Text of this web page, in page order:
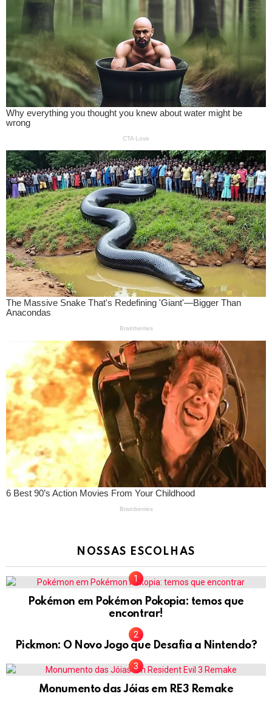
NOSSAS ESCOLHAS
Pokémon em Pokémon Pokopia: temos que
encontrar!
Pickmon: O Novo Jogo que Desafia a Nintendo?
Monumento das Jóias em RE3 Remake